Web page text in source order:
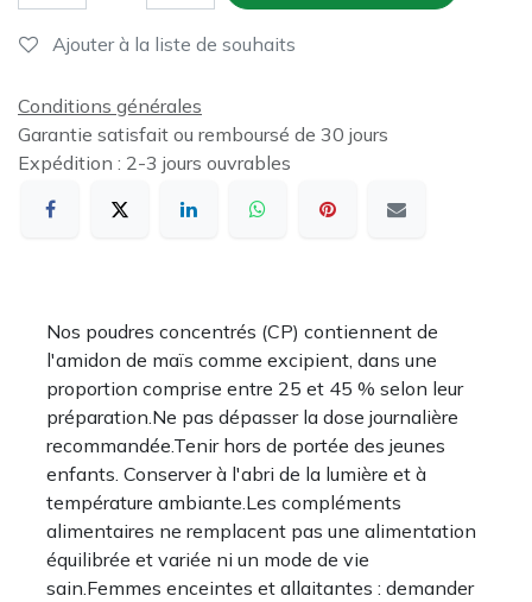
Ajouter à la liste de souhaits
Conditions générales
Garantie satisfait ou remboursé de 30 jours
Expédition : 2-3 jours ouvrables
Nos poudres concentrés (CP) contiennent de
l'amidon de maïs comme excipient, dans une
proportion comprise entre 25 et 45 % selon leur
préparation.Ne pas dépasser la dose journalière
recommandée.Tenir hors de portée des jeunes
enfants. Conserver à l'abri de la lumière et à
température ambiante.Les compléments
alimentaires ne remplacent pas une alimentation
équilibrée et variée ni un mode de vie
sain.Femmes enceintes et allaitantes : demander